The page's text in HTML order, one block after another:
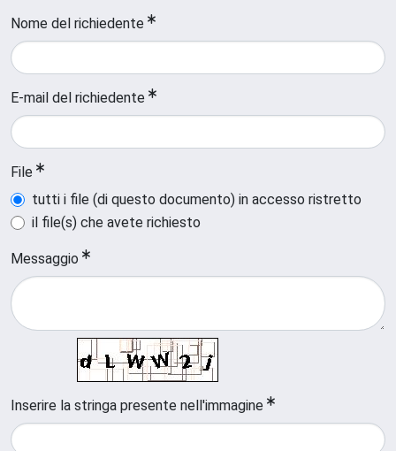
Nome del richiedente
E-mail del richiedente
File
tutti i file (di questo documento) in accesso ristretto
il file(s) che avete richiesto
Messaggio
Inserire la stringa presente nell'immagine